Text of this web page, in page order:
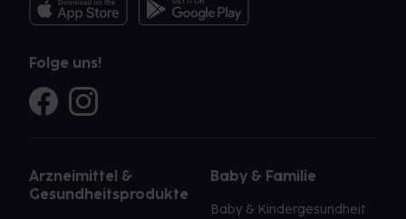
Folge uns!
Arzneimittel &
Gesundheitsprodukte
Baby & Familie
Baby & Kindergesundheit